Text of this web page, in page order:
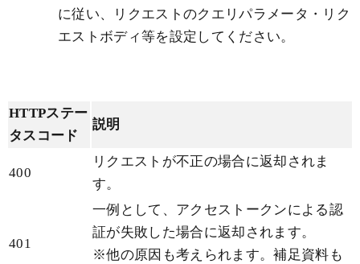
に従い、リクエストのクエリパラメータ・リク
エストボディ等を設定してください。
HTTPステー
タスコード
説明
400
リクエストが不正の場合に返却されま
す。
401
一例として、アクセストークンによる認
証が失敗した場合に返却されます。
※他の原因も考えられます。補足資料も